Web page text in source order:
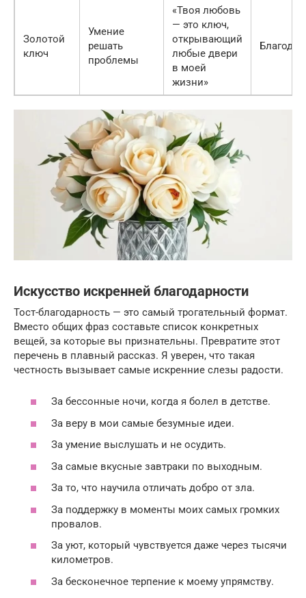
Золотой
ключ
Умение
решать
проблемы
«Твоя любовь
— это ключ,
открывающий
любые двери
в моей
жизни»
Искусство искренней благодарности
Тост-благодарность — это самый трогательный формат.
Вместо общих фраз составьте список конкретных
вещей, за которые вы признательны. Превратите этот
перечень в плавный рассказ. Я уверен, что такая
честность вызывает самые искренние слезы радости.
За бессонные ночи, когда я болел в детстве.
За веру в мои самые безумные идеи.
За умение выслушать и не осудить.
За самые вкусные завтраки по выходным.
За то, что научила отличать добро от зла.
За поддержку в моменты моих самых громких
провалов.
За уют, который чувствуется даже через тысячи
километров.
За бесконечное терпение к моему упрямству.